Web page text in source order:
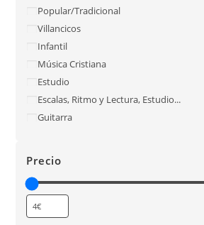
Popular/Tradicional
Villancicos
Infantil
Música Cristiana
Estudio
Escalas, Ritmo y Lectura, Estudio...
Guitarra
Precio